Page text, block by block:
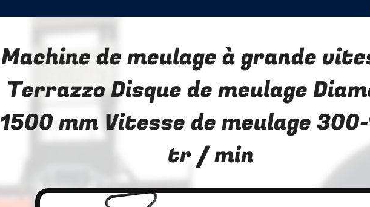
Machine de meulage à grande
Terrazzo Disque de meulage
1500 mm Vitesse de meulage
tr / min